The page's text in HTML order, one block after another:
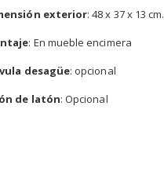
exterior: 48 x 37 x 13 cm.
: En mueble encimera
desagüe: opcional
de latón: Opcional